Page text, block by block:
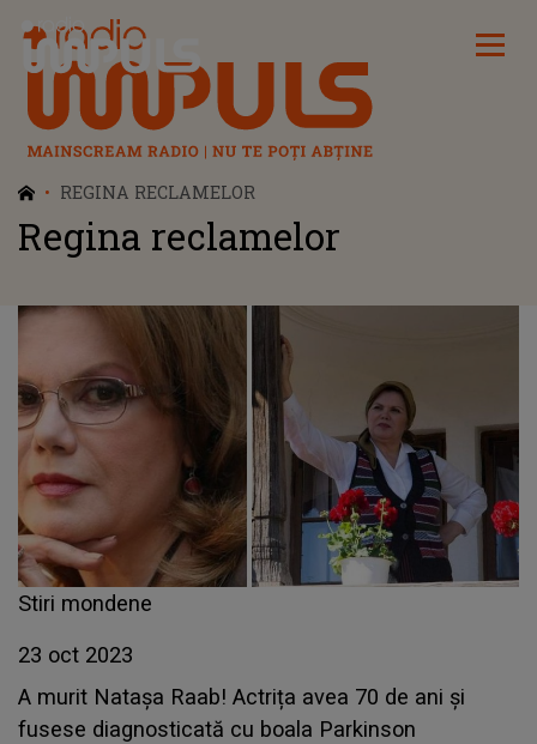
Radio Impuls
REGINA RECLAMELOR
Regina reclamelor
Stiri mondene
23 oct 2023
A murit Natașa Raab! Actrița avea 70 de ani și
fusese diagnosticată cu boala Parkinson